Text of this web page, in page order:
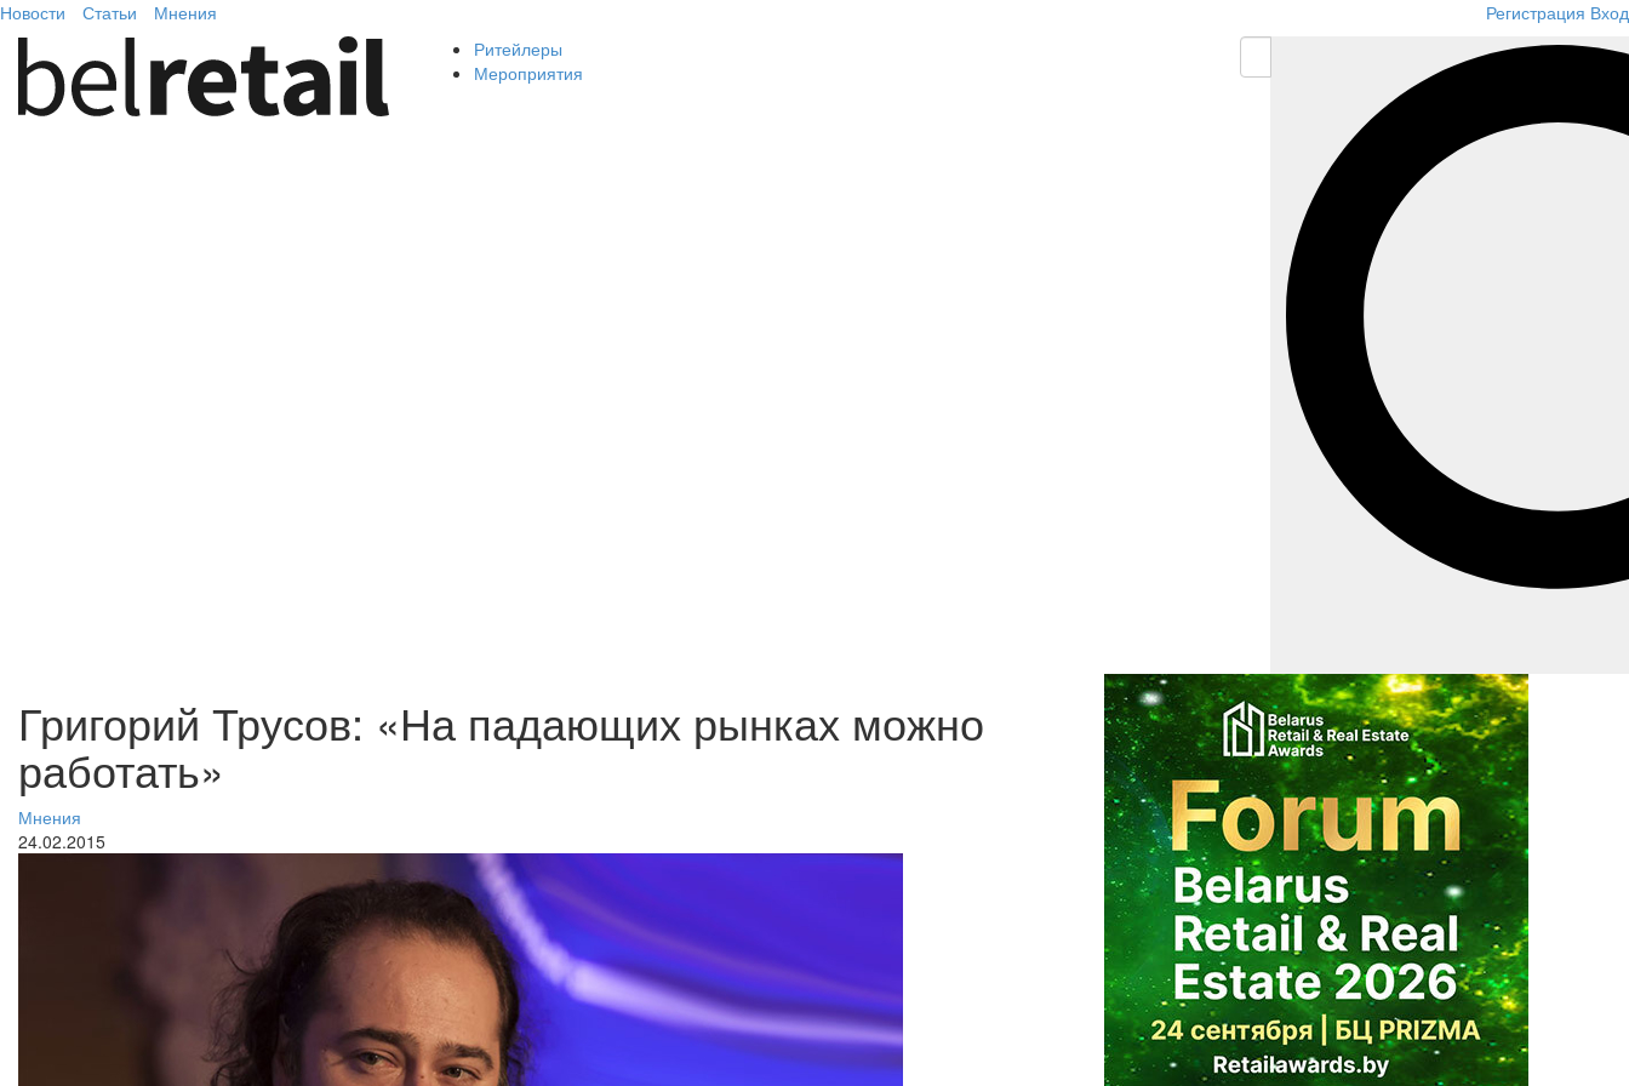
Новости Статьи Мнения Регистрация Вход
Ритейлеры
Мероприятия
Григорий Трусов: «На падающих рынках можно
работать»
Мнения
24.02.2015